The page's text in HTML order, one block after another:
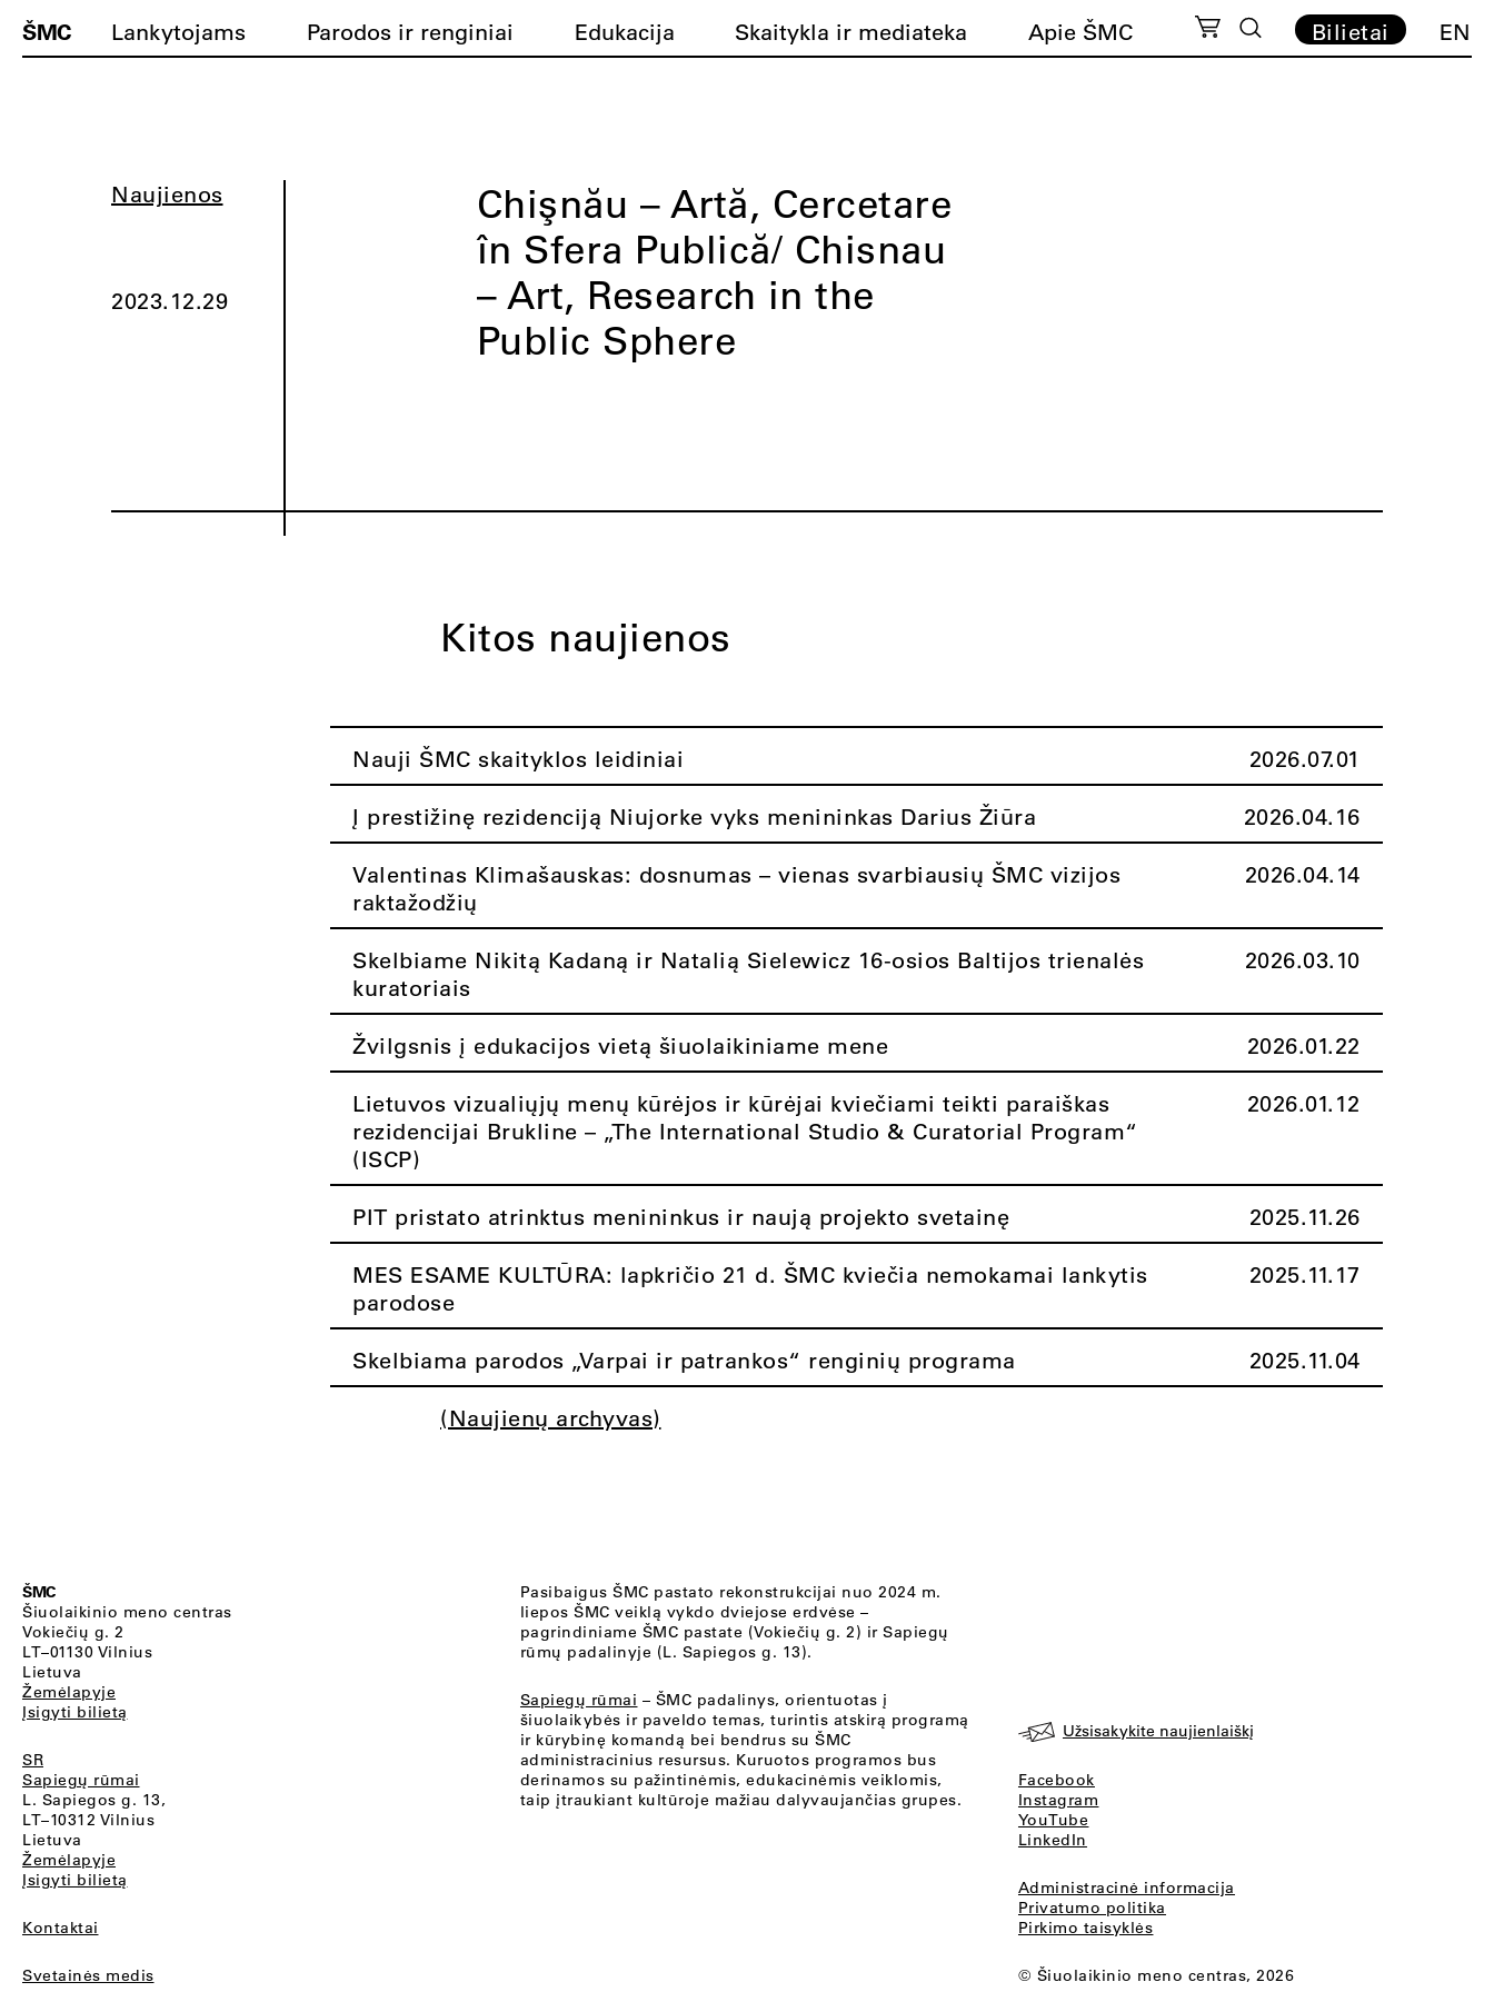
ŠMC Lankytojams Parodos ir renginiai Edukacija Skaitykla ir mediateka Apie ŠMC Bilietai EN
Naujienos
2023.12.29
Chişnău – Artă, Cercetare
în Sfera Publică/ Chisnau
– Art, Research in the
Public Sphere
Kitos naujienos
Nauji ŠMC skaityklos leidiniai 2026.07.01
Į prestižinę rezidenciją Niujorke vyks menininkas Darius Žiūra 2026.04.16
Valentinas Klimašauskas: dosnumas – vienas svarbiausių ŠMC vizijos
raktažodžių
2026.04.14
Skelbiame Nikitą Kadaną ir Natalią Sielewicz 16-osios Baltijos trienalės
kuratoriais
2026.03.10
Žvilgsnis į edukacijos vietą šiuolaikiniame mene 2026.01.22
Lietuvos vizualiųjų menų kūrėjos ir kūrėjai kviečiami teikti paraiškas
rezidencijai Brukline – „The International Studio & Curatorial Program“
(ISCP)
2026.01.12
PIT pristato atrinktus menininkus ir naują projekto svetainę 2025.11.26
MES ESAME KULTŪRA: lapkričio 21 d. ŠMC kviečia nemokamai lankytis
parodose
2025.11.17
Skelbiama parodos „Varpai ir patrankos“ renginių programa 2025.11.04
(Naujienų archyvas)
ŠMC
Šiuolaikinio meno centras
Vokiečių g. 2
LT–01130 Vilnius
Lietuva
Žemėlapyje
Įsigyti bilietą
SR
Sapiegų rūmai
L. Sapiegos g. 13,
LT–10312 Vilnius
Lietuva
Žemėlapyje
Įsigyti bilietą
Kontaktai
Svetainės medis
Pasibaigus ŠMC pastato rekonstrukcijai nuo 2024 m.
liepos ŠMC veiklą vykdo dviejose erdvėse –
pagrindiniame ŠMC pastate (Vokiečių g. 2) ir Sapiegų
rūmų padalinyje (L. Sapiegos g. 13).
Sapiegų rūmai – ŠMC padalinys, orientuotas į
šiuolaikybės ir paveldo temas, turintis atskirą programą
ir kūrybinę komandą bei bendrus su ŠMC
administracinius resursus. Kuruotos programos bus
derinamos su pažintinėmis, edukacinėmis veiklomis,
taip įtraukiant kultūroje mažiau dalyvaujančias grupes.
Užsisakykite naujienlaiškį
Facebook
Instagram
YouTube
LinkedIn
Administracinė informacija
Privatumo politika
Pirkimo taisyklės
© Šiuolaikinio meno centras, 2026